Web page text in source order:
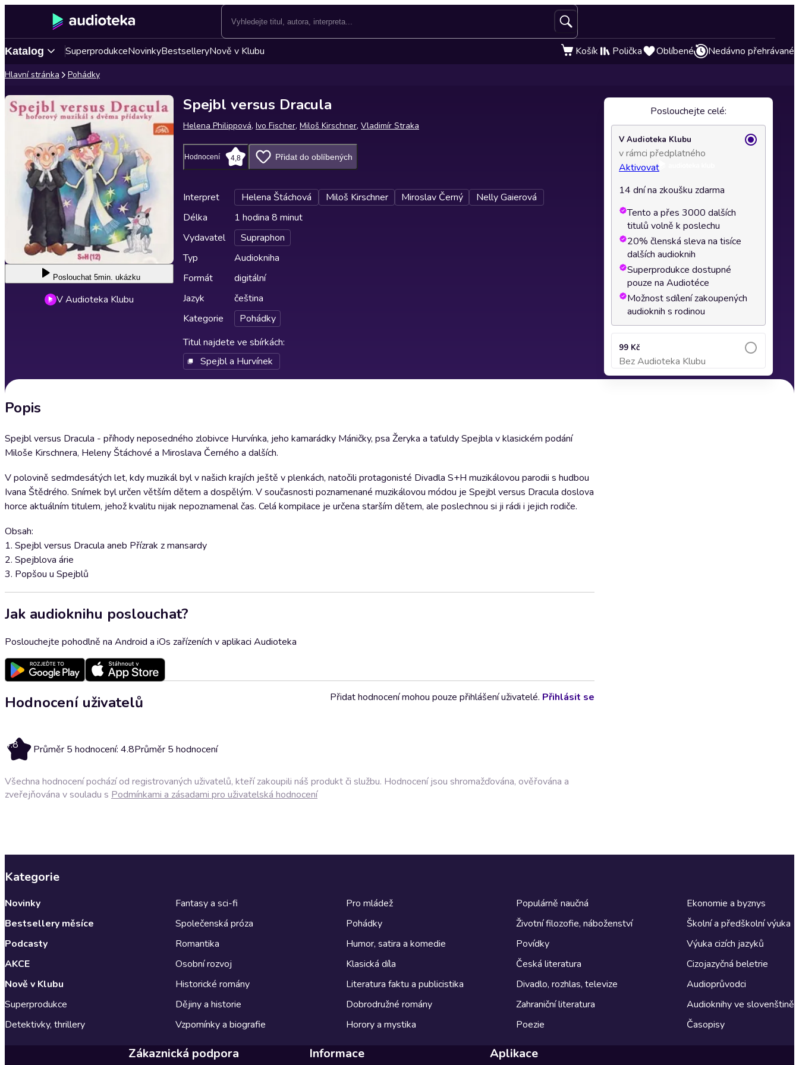
Katalog SuperprodukceNovinkyBestselleryNově v Klubu Košík Polička Oblíbené Nedávno přehrávané
Hlavní stránka Pohádky
Poslouchat 5min. ukázku
V Audioteka Klubu
Spejbl versus Dracula
Helena Philippová, Ivo Fischer, Miloš Kirschner, Vladimír Straka
Hodnocení 4,8 Přidat do oblíbených
Interpret Helena Štáchová Miloš Kirschner Miroslav Černý
Nelly Gaierová
Délka
1 hodina 8 minut
Vydavatel
Supraphon
Typ
Audiokniha
Formát
digitální
Jazyk
čeština
Kategorie
Pohádky
Titul najdete ve sbírkách:
Spejbl a Hurvínek
Popis
Spejbl versus Dracula - příhody neposedného zlobivce Hurvínka, jeho kamarádky Máničky, psa Žeryka a taťuldy Spejbla v klasickém podání
Miloše Kirschnera, Heleny Štáchové a Miroslava Černého a dalších.
V polovině sedmdesátých let, kdy muzikál byl v našich krajích ještě v plenkách, natočili protagonisté Divadla S+H muzikálovou parodii s hudbou
Ivana Štědrého. Snímek byl určen větším dětem a dospělým. V současnosti poznamenané muzikálovou módou je Spejbl versus Dracula doslova
horce aktuálním titulem, jehož kvalitu nijak nepoznamenal čas. Celá kompilace je určena starším dětem, ale poslechnou si ji rádi i jejich rodiče.
Obsah:
1. Spejbl versus Dracula aneb Přízrak z mansardy
2. Spejblova árie
3. Popšou u Spejblů
Jak audioknihu poslouchat?
Poslouchejte pohodlně na Android a iOs zařízeních v aplikaci Audioteka
Hodnocení uživatelů
4.8 Průměr 5 hodnocení: 4.8Průměr 5 hodnocení
Přidat hodnocení mohou pouze přihlášení uživatelé. Přihlásit se
Všechna hodnocení pochází od registrovaných uživatelů, kteří zakoupili náš produkt či službu. Hodnocení jsou shromažďována, ověřována a
zveřejňována v souladu s Podmínkami a zásadami pro uživatelská hodnocení
Poslouchejte celé:
V Audioteka Klubu
v rámci předplatného
Aktivovat
14 dní na zkoušku zdarma
Tento a přes 3000 dalších
titulů volně k poslechu
20% členská sleva na tisíce
dalších audioknih
Superprodukce dostupné
pouze na Audiotéce
Možnost sdílení zakoupených
audioknih s rodinou
99 Kč
Bez Audioteka Klubu
Přidat do košíku
Kategorie
Novinky
Bestsellery měsíce
Podcasty
AKCE
Nově v Klubu
Superprodukce
Detektivky, thrillery
Fantasy a sci-fi
Společenská próza
Romantika
Osobní rozvoj
Historické romány
Dějiny a historie
Vzpomínky a biografie
Pro mládež
Pohádky
Humor, satira a komedie
Klasická díla
Literatura faktu a publicistika
Dobrodružné romány
Horory a mystika
Populárně naučná
Životní filozofie, náboženství
Povídky
Česká literatura
Divadlo, rozhlas, televize
Zahraniční literatura
Poezie
Ekonomie a byznys
Školní a předškolní výuka
Výuka cizích jazyků
Cizojazyčná beletrie
Audioprůvodci
Audioknihy ve slovenštině
Časopisy
Zákaznická podpora Informace Aplikace